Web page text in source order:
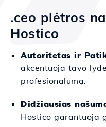
.ceo plėtros
Hostico
Autoritetas ir
akcentuoja tavo
profesionalumą.
Didžiausias
Hostico garantuoja